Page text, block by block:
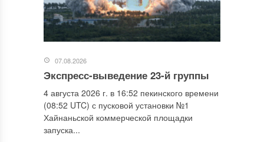
07.08.2026
Экспресс-выведение 23-й группы
4 августа 2026 г. в 16:52 пекинского времени
(08:52 UTC) с пусковой установки №1
Хайнаньской коммерческой площадки
запуска...